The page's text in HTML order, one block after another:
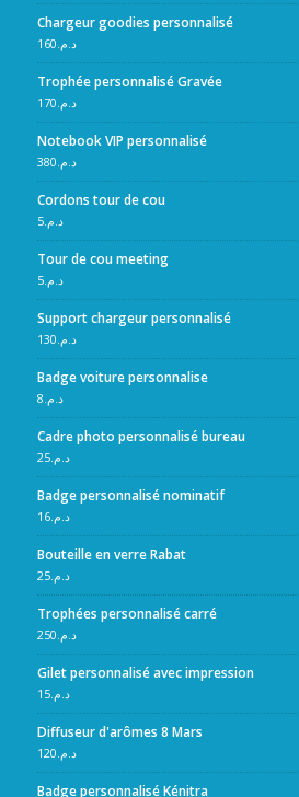
Chargeur goodies personnalisé
د.م. 160
Trophée personnalisé Gravée
د.م. 170
Notebook VIP personnalisé
د.م. 380
Cordons tour de cou
د.م.5
Tour de cou meeting
د.م.5
Support chargeur personnalisé
د.م. 130
Badge voiture personnalise
د.م. 8
Cadre photo personnalisé bureau
د.م.25
Badge personnalisé nominatif
د.م.16
Bouteille en verre Rabat
د.م.25
Trophées personnalisé carré
د.م. 250
Gilet personnalisé avec impression
د.م.15
Diffuseur d'arômes 8 Mars
د.م. 120
Badge personnalisé Kénitra